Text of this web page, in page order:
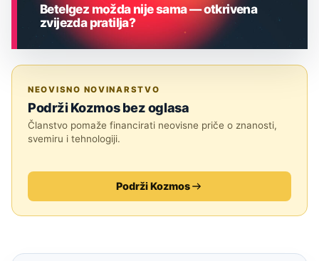
Betelgez možda nije sama — otkrivena
zvijezda pratilja?
NEOVISNO NOVINARSTVO
Podrži Kozmos bez oglasa
Članstvo pomaže financirati neovisne priče o znanosti,
svemiru i tehnologiji.
Podrži Kozmos